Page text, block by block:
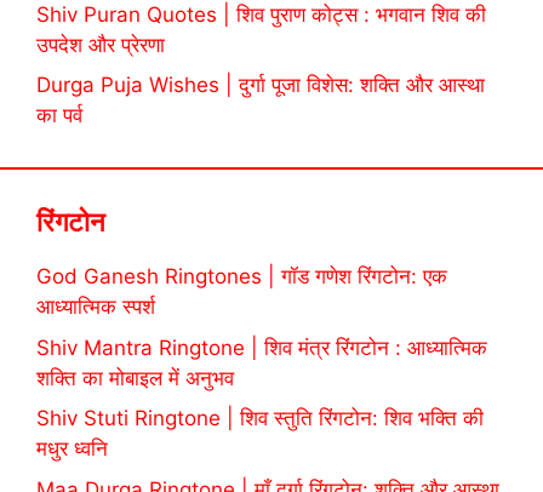
Shiv Puran Quotes | शिव पुराण कोट्स : भगवान शिव की
उपदेश और प्रेरणा
Durga Puja Wishes | दुर्गा पूजा विशेस: शक्ति और आस्था
का पर्व
रिंगटोन
God Ganesh Ringtones | गॉड गणेश रिंगटोन: एक
आध्यात्मिक स्पर्श
Shiv Mantra Ringtone | शिव मंत्र रिंगटोन : आध्यात्मिक
शक्ति का मोबाइल में अनुभव
Shiv Stuti Ringtone | शिव स्तुति रिंगटोन: शिव भक्ति की
मधुर ध्वनि